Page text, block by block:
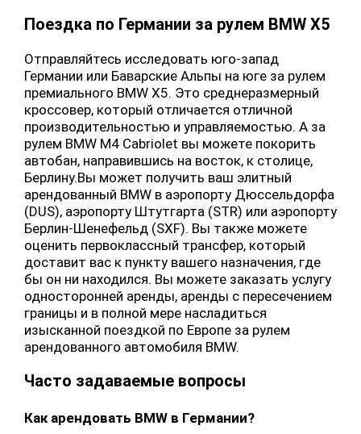
Поездка по Германии за рулем BMW X5
Отправляйтесь исследовать юго-запад
Германии или Баварские Альпы на юге за рулем
премиального BMW X5. Это среднеразмерный
кроссовер, который отличается отличной
производительностью и управляемостью. А за
рулем BMW M4 Cabriolet вы можете покорить
автобан, направившись на восток, к столице,
Берлину.Вы может получить ваш элитный
арендованный BMW в аэропорту Дюссельдорфа
(DUS), аэропорту Штутгарта (STR) или аэропорту
Берлин-Шенефельд (SXF). Вы также можете
оценить первоклассный трансфер, который
доставит вас к пункту вашего назначения, где
бы он ни находился. Вы можете заказать услугу
односторонней аренды, аренды с пересечением
границы и в полной мере насладиться
изысканной поездкой по Европе за рулем
арендованного автомобиля BMW.
Часто задаваемые вопросы
Как арендовать BMW в Германии?